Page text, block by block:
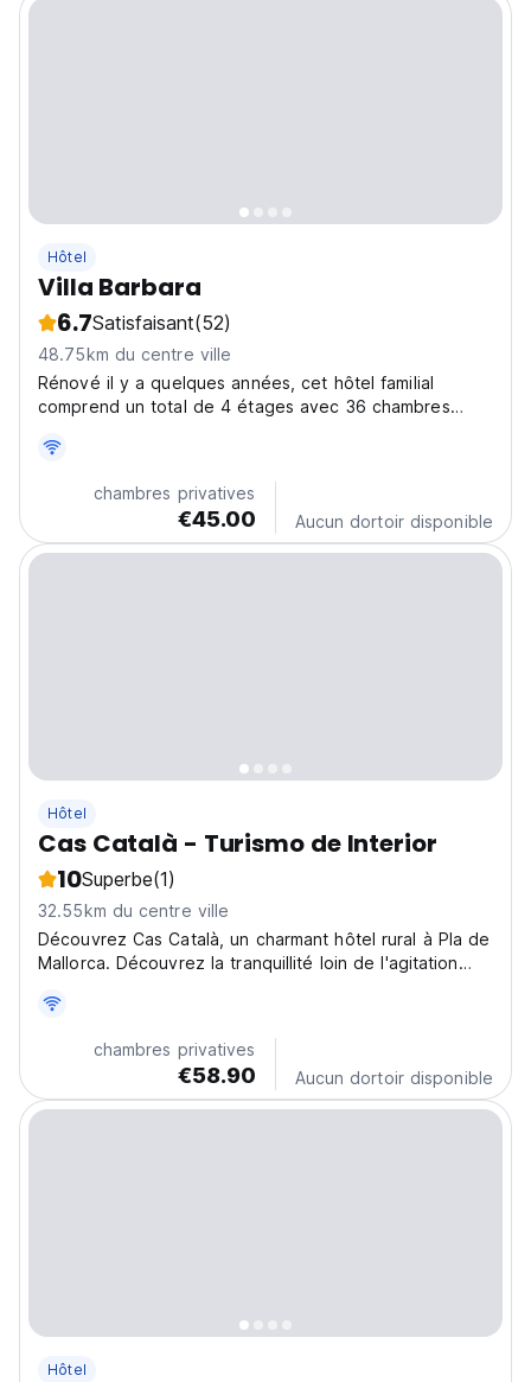
Hôtel
Villa Barbara
6.7Satisfaisant(52)
48.75km du centre ville
Rénové il y a quelques années, cet hôtel familial
comprend un total de 4 étages avec 36 chambres
avec une réception, une salle à manger climatisée, un
caféÃƒÆ'Ã†â€™Ãƒ Ã¢â'¬â"¢ÃƒÆ'Ã¢â'Å¡Ãƒâ€'Â© et une
chambres privatives
€45.00 Aucun dortoir disponible
Hôtel
Cas Català - Turismo de Interior
10Superbe(1)
32.55km du centre ville
Découvrez Cas Català, un charmant hôtel rural à Pla de
Mallorca. Découvrez la tranquillité loin de l'agitation
translated from original language)
chambres privatives
€58.90 Aucun dortoir disponible
Hôtel